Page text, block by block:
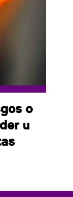
o
u